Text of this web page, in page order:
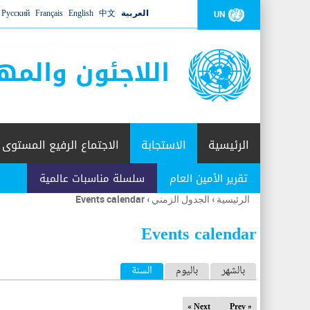
UN العربية 中文
English
Français
Русский
اللاجئون
الرئيسية الاستجابة
تقرير الأمين العام سلسلة مناسبات عالمية
الاجتماع الرفيع المستوى
أنت
هنا
الرئيسية › الجدول الزمني ›
Events calendar
Events calendar
ا
ل
بالشهر باليوم السنة (علامة التبويب النشطة)